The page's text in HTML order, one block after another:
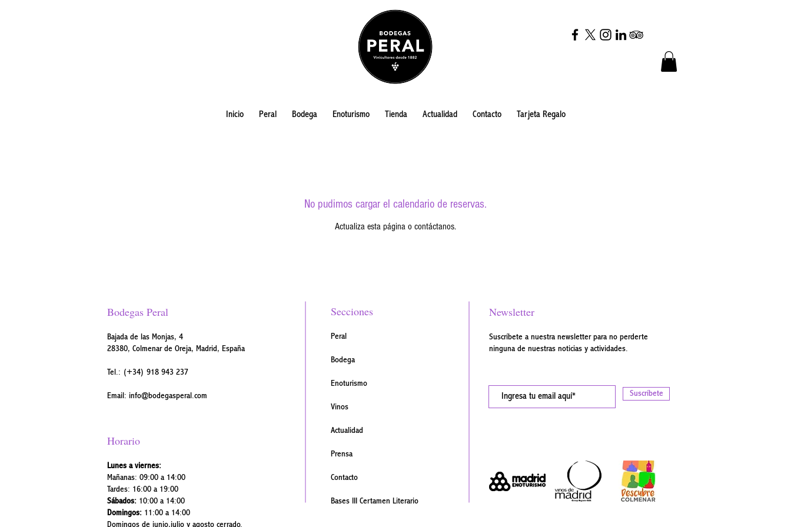
Inicio Peral Bodega Enoturismo Tienda Actualidad Contacto Tarjeta Regalo
No pudimos cargar el calendario de reservas.
Actualiza esta página o contáctanos.
Bodegas Peral
Bajada de las Monjas, 4
28380, Colmenar de Oreja, Madrid, España
Tel.: (+34) 918 943 237
Email: info@bodegasperal.com
Secciones
Peral
Bodega
Enoturismo
Vinos
Actualidad
Prensa
Contacto
Bases III Certamen Literario
Newsletter
Suscríbete a nuestra newsletter para no perderte
ninguna de nuestras noticias y actividades.
Suscríbete
Horario
Lunes a viernes:
Mañanas: 09:00 a 14:00
Tardes: 16:00 a 19:00
Sábados: 10:00 a 14:00
Domingos: 11:00 a 14:00
Domingos de junio,julio y agosto cerrado.